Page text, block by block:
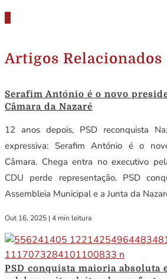
Artigos Relacionados
Serafim António é o novo
Câmara da Nazaré
12 anos depois, PSD reconquista
expressiva: Serafim António é o
Câmara. Chega entra no executivo
CDU perde representação. PSD
Assembleia Municipal e a Junta da
Out 16, 2025 | 4 min leitura
PSD conquista maioria absoluta